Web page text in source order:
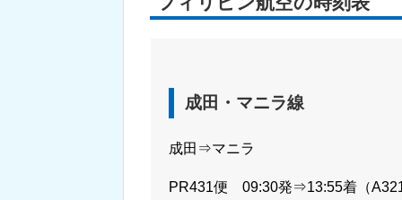
成田・マニラ線
成田⇒マニラ
PR431便 09:30発⇒13:55着（A321